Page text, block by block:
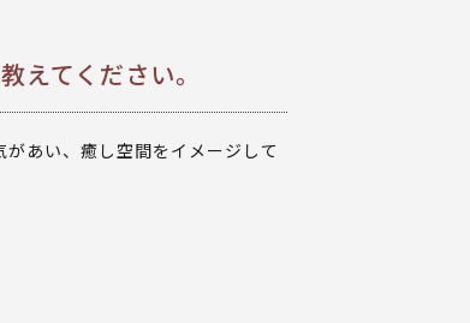
えてください。
あい、癒し空間をイメージして